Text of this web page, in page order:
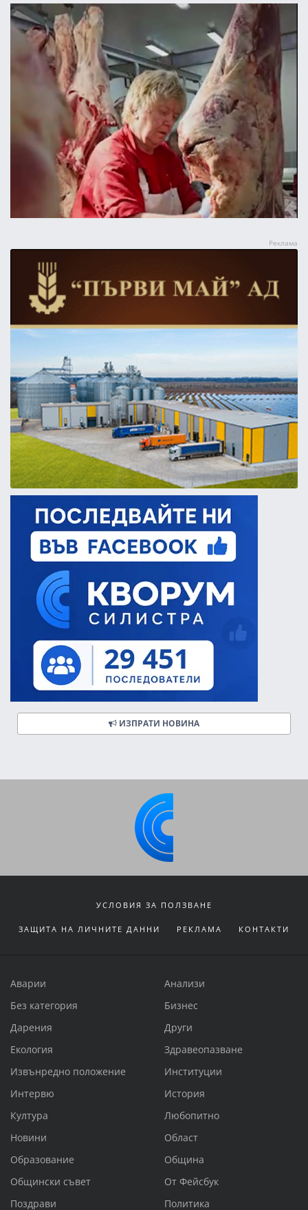
ИЗПРАТИ НОВИНА
УСЛОВИЯ ЗА ПОЛЗВАНЕ
ЗАЩИТА НА ЛИЧНИТЕ ДАННИ РЕКЛАМА КОНТАКТИ
Аварии
Анализи
Без категория
Бизнес
Дарения
Други
Екология
Здравеопазване
Извънредно положение
Институции
Интервю
История
Култура
Любопитно
Новини
Област
Образование
Община
Общински съвет
От Фейсбук
Поздрави
Политика